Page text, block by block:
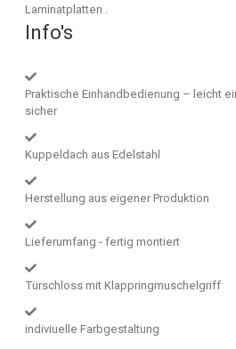
Laminatplatten .
Info's
Praktische Einhandbedienung – leicht
sicher
Kuppeldach aus Edelstahl
Herstellung aus eigener Produktion
Lieferumfang - fertig montiert
Türschloss mit Klappringmuschelgriff
indiviuelle Farbgestaltung